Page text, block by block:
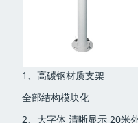
1、高碳钢材质支架
全部结构模块化
2、大字体 清晰显示 20米